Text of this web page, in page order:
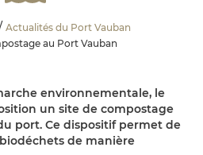
Actualités du Port Vauban
au Port Vauban
environnementale, le
un site de compostage
port. Ce dispositif permet de
de manière